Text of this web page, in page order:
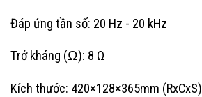
Đáp ứng tần số: 20 Hz - 20 kHz
Trở kháng (Ω): 8 Ω
Kích thước: 420×128×365mm (RxCxS)